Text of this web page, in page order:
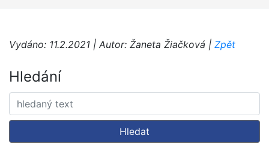
Vydáno: 11.2.2021 | Autor: Žaneta Žiačková | Zpět
Hledání
Hledat